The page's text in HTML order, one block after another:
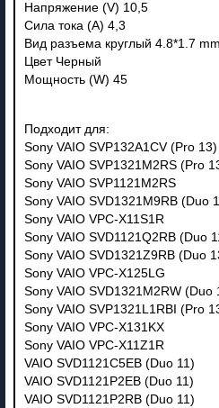
Напряжение (V) 10,5
Сила тока (A) 4,3
Вид разъема круглый 4.8*1.7 mm
Цвет Черный
Мощность (W) 45
Подходит для:
Sony VAIO SVP132A1CV (Pro 13)
Sony VAIO SVP1321M2RS (Pro
Sony VAIO SVP1121M2RS
Sony VAIO SVD1321M9RB (Duo
Sony VAIO VPC-X11S1R
Sony VAIO SVD1121Q2RB (Duo
Sony VAIO SVD1321Z9RB (Duo
Sony VAIO VPC-X125LG
Sony VAIO SVD1321M2RW (Duo
Sony VAIO SVP1321L1RBI (Pro
Sony VAIO VPC-X131KX
Sony VAIO VPC-X11Z1R
VAIO SVD1121C5EB (Duo 11)
VAIO SVD1121P2EB (Duo 11)
VAIO SVD1121P2RB (Duo 11)